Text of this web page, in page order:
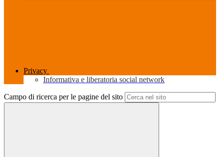
Privacy
Informativa e liberatoria social network
Campo di ricerca per le pagine del sito